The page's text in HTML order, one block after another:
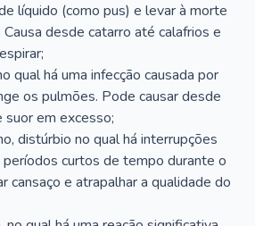
líquido (como pus) e levar à morte
desde catarro até calafrios e
qual há uma infecção causada por
os pulmões. Pode causar desde
em excesso;
distúrbio no qual há interrupções
períodos curtos de tempo durante o
cansaço e atrapalhar a qualidade do